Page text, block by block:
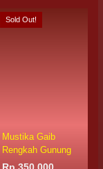
Sold Out!
Mustika Gaib
Rengkah Gunung